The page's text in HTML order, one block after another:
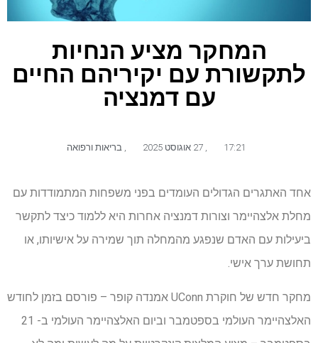
המחקר מציע הנחיות
לתקשורת עם יקיריהם החיים
עם דמנציה
17:21 בריאות ורפואה
אחד האתגרים הגדולים העומדים בפני משפחות המתמודדות עם
מחלת אלצהיימר וצורות דמנציה אחרות היא ללמוד כיצד לתקשר
ביעילות עם האדם שנפגע מהמחלה תוך שמירה על אישיותו, או
תחושת ערך אישי.
מחקר חדש של חוקרת UConn אמנדה קופר – פורסם בזמן לחודש
האלצהיימר העולמי בספטמבר וביום האלצהיימר העולמי ב- 21